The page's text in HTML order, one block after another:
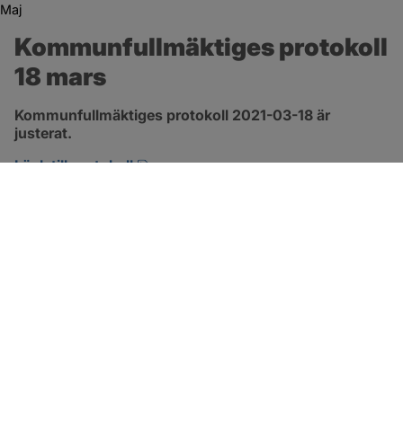
Maj
Kommunfullmäktiges protokoll
18 mars
Kommunfullmäktiges protokoll 2021-03-18 är
justerat.
Länk till protokoll
pdf, 315.2 kB, öppnas i nytt fönster.